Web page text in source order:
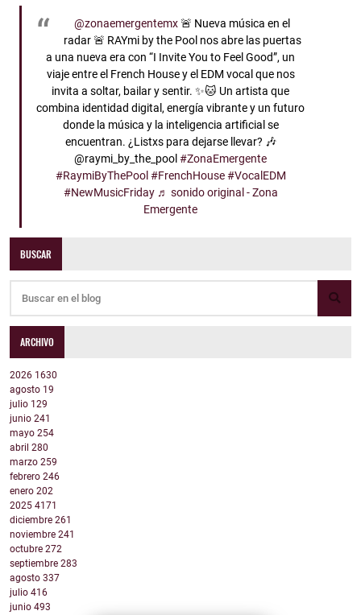
@zonaemergentemx🚨 Nueva música en el
radar 🚨 RAYmi by the Pool nos abre las puertas
a una nueva era con “I Invite You to Feel Good”, un
viaje entre el French House y el EDM vocal que nos
invita a soltar, bailar y sentir. ✨🐱 Un artista que
combina identidad digital, energía vibrante y un futuro
donde la música y la inteligencia artificial se
encuentran. ¿Listxs para dejarse llevar? 🎶
@raymi_by_the_pool#ZonaEmergente
#RaymiByThePool #FrenchHouse #VocalEDM
#NewMusicFriday ♬ sonido original - Zona
Emergente
BUSCAR
ARCHIVO
2026 1630
agosto 19
julio 129
junio 241
mayo 254
abril 280
marzo 259
febrero 246
enero 202
2025 4171
diciembre 261
noviembre 241
octubre 272
septiembre 283
agosto 337
julio 416
junio 493